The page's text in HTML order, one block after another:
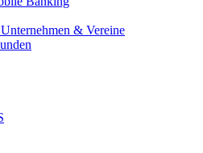
& Vereine